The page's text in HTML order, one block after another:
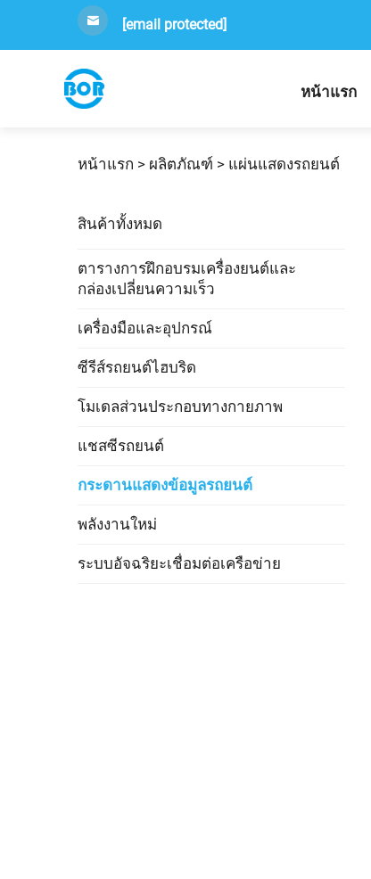
[email protected]
หน้าแรก
หน้าแรก > ผลิตภัณฑ์ > แผ่นแสดงรถยนต์
สินค้าทั้งหมด
ตารางการฝึกอบรมเครื่องยนต์และ
กล่องเปลี่ยนความเร็ว
เครื่องมือและอุปกรณ์
ซีรีส์รถยนต์ไฮบริด
โมเดลส่วนประกอบทางกายภาพ
แชสซีรถยนต์
กระดานแสดงข้อมูลรถยนต์
พลังงานใหม่
ระบบอัจฉริยะเชื่อมต่อเครือข่าย